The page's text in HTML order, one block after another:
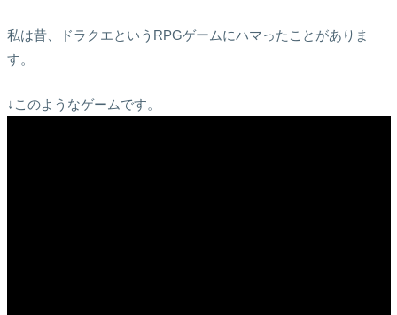
私は昔、ドラクエというRPGゲームにハマったことがありま
す。
↓このようなゲームです。